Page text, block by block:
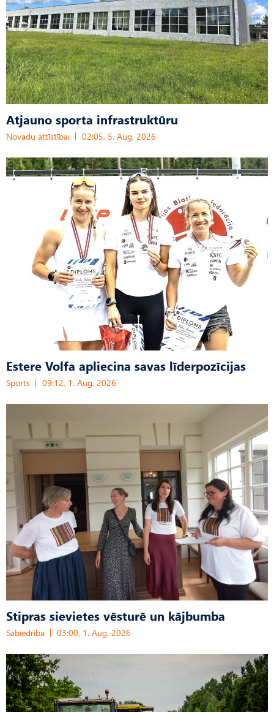
Atjauno sporta infrastruktūru
Novadu attīstībai 02:05, 5. Aug, 2026
Estere Volfa apliecina savas līderpozīcijas
Sports 09:12, 1. Aug, 2026
Stipras sievietes vēsturē un kājbumba
Sabiedrība 03:00, 1. Aug, 2026